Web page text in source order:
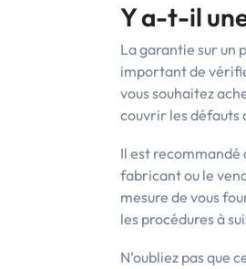
Y a-t-il
La garantie sur un
important de
vous souhaitez
couvrir les défauts
Il est
fabricant ou le
mesure de vous
les procédures à
N’oubliez pas que